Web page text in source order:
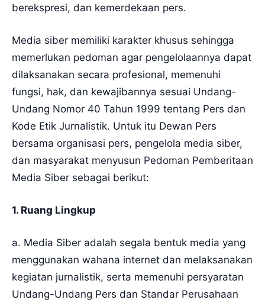
berekspresi, dan kemerdekaan pers.
Media siber memiliki karakter khusus sehingga
memerlukan pedoman agar pengelolaannya dapat
dilaksanakan secara profesional, memenuhi
fungsi, hak, dan kewajibannya sesuai Undang-
Undang Nomor 40 Tahun 1999 tentang Pers dan
Kode Etik Jurnalistik. Untuk itu Dewan Pers
bersama organisasi pers, pengelola media siber,
dan masyarakat menyusun Pedoman Pemberitaan
Media Siber sebagai berikut:
1. Ruang Lingkup
a. Media Siber adalah segala bentuk media yang
menggunakan wahana internet dan melaksanakan
kegiatan jurnalistik, serta memenuhi persyaratan
Undang-Undang Pers dan Standar Perusahaan